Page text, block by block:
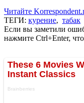
Читайте
ТЕГИ: курение, табак
Если вы заметили
нажмите Ctrl+Enter,